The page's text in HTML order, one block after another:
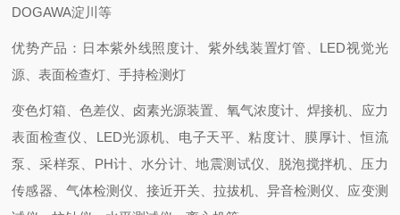
DOGAWA淀川等
优势产品：日本紫外线照度计、紫外线装置灯管、LED视觉光
源、表面检查灯、手持检测灯
变色灯箱、色差仪、卤素光源装置、氧气浓度计、焊接机、应力
表面检查仪、LED光源机、电子天平、粘度计、膜厚计、恒流
泵、采样泵、PH计、水分计、地震测试仪、脱泡搅拌机、压力
传感器、气体检测仪、接近开关、拉拔机、异音检测仪、应变测